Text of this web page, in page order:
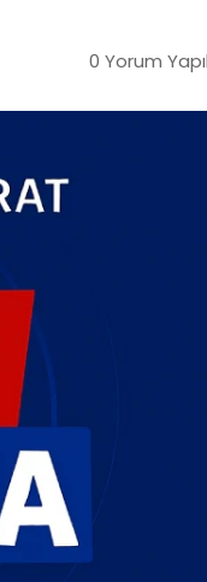
0 Yorum